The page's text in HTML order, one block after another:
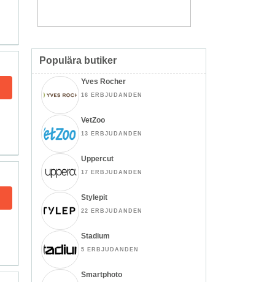
Populära butiker
Yves Rocher
16 ERBJUDANDEN
VetZoo
13 ERBJUDANDEN
Uppercut
17 ERBJUDANDEN
Stylepit
22 ERBJUDANDEN
Stadium
5 ERBJUDANDEN
Smartphoto